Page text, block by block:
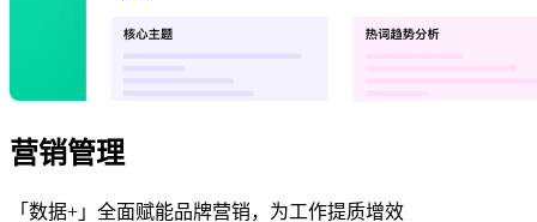
营销管理
「数据+」全面赋能品牌营销，为工作提质增效